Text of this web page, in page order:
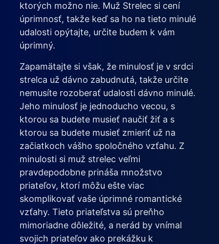
ktorých možno nie. Muž Strelec si cení
úprimnosť, takže keď sa ho na tieto minulé
udalosti opýtajte, určite budem k vám
úprimný.
Zapamätajte si však, že minulosť je v srdci
strelca už dávno zabudnutá, takže určite
nemusíte rozoberať udalosti dávno minulé.
Jeho minulosť je jednoducho vecou, s
ktorou sa budete musieť naučiť žiť a s
ktorou sa budete musieť zmieriť už na
začiatkoch vášho spoločného vzťahu. Z
minulosti si muž strelec veľmi
pravdepodobne prináša množstvo
priateľov, ktorí môžu ešte viac
skomplikovať vaše úprimné romantické
vzťahy. Tieto priateľstva sú preňho
mimoriadne dôležité, a nerád by vnímal
svojich priateľov ako prekážku k